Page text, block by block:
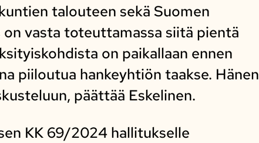
talouteen sekä Suomen
vasta toteuttamassa siitä pientä
on paikallaan ennen
piiloutua hankeyhtiön taakse. Hänen
päättää Eskelinen.
KK 69/2024 hallitukselle